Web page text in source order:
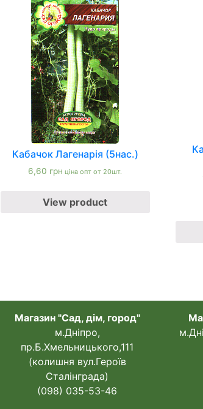
Кабачок Лагенарія (5нас.)
6,60 грн ціна опт от 20шт.
View product
Магазин "Сад, дім, город"
м.Дніпро,
пр.Б.Хмельницького,111
(колишня вул.Героїв
Сталінграда)
(098) 035-53-46